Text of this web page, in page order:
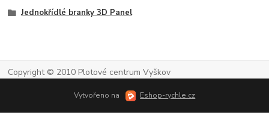
Jednokřídlé branky 3D Panel
Copyright © 2010 Plotové centrum Vyškov
Vytvořeno na Eshop-rychle.cz